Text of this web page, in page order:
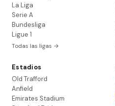
La Liga
Serie A
Bundesliga
Ligue 1
Todas las ligas →
Estadios
Old Trafford
Anfield
Emirates Stadium